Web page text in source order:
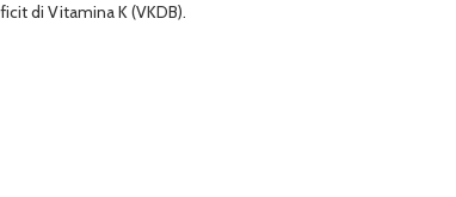
di Vitamina K (VKDB).